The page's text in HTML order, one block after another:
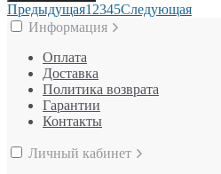
Предыдущая1 2345Следующая
Информация
Оплата
Доставка
Политика возврата
Гарантии
Контакты
Личный кабинет